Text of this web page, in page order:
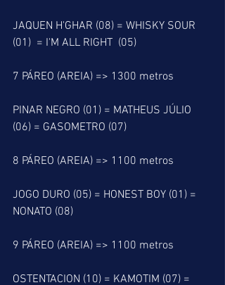
JAQUEN H'GHAR (08) = WHISKY SOUR
(01)  = I'M ALL RIGHT  (05)
7 PÁREO (AREIA) => 1300 metros
PINAR NEGRO (01) = MATHEUS JÚLIO
(06) = GASOMETRO (07)
8 PÁREO (AREIA) => 1100 metros
JOGO DURO (05) = HONEST BOY (01) =
NONATO (08)
9 PÁREO (AREIA) => 1100 metros
OSTENTACION (10) = KAMOTIM (07) =